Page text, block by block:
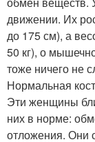
движении. Их
до 175 см), а
50 кг), о
тоже ничего не
Нормальная
Эти женщины
них в норме:
отложения. Они